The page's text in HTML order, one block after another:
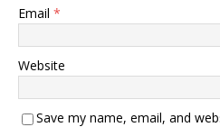
Email *
Website
Save my name, email, and